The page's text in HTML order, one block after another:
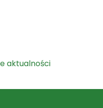
aktualności